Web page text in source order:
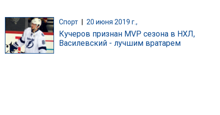
Спорт 20 июня 2019 г.,
Кучеров признан MVP сезона в НХЛ,
Василевский - лучшим вратарем